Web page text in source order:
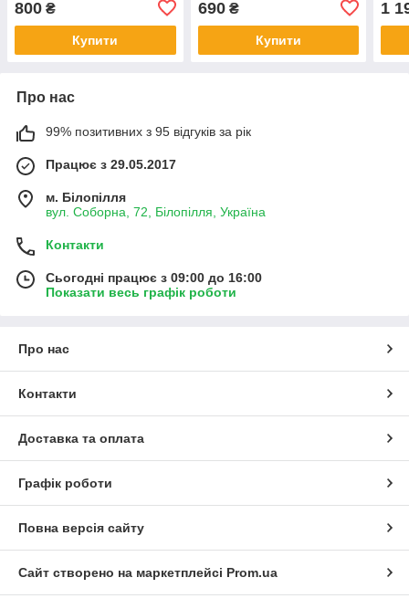
800 ₴
Купити
690₴
Купити
1
Про нас
99% позитивних з 95 відгуків за рік
Працює з 29.05.2017
м. Білопілля
вул. Соборна, 72, Білопілля, Україна
Контакти
Сьогодні працює з 09:00 до 16:00
Показати весь графік роботи
Про нас
Контакти
Доставка та оплата
Графік роботи
Повна версія сайту
Сайт створено на маркетплейсі Prom.ua